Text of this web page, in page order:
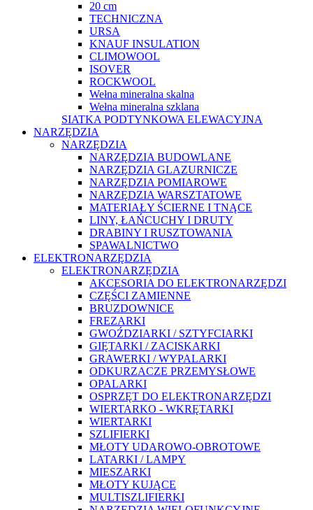
20 cm
TECHNICZNA
URSA
KNAUF INSULATION
CLIMOWOOL
ISOVER
ROCKWOOL
Wełna mineralna skalna
Wełna mineralna szklana
SIATKA PODTYNKOWA ELEWACYJNA
NARZĘDZIA
NARZĘDZIA
NARZĘDZIA BUDOWLANE
NARZĘDZIA GLAZURNICZE
NARZĘDZIA POMIAROWE
NARZĘDZIA WARSZTATOWE
MATERIAŁY ŚCIERNE I TNĄCE
LINY, ŁAŃCUCHY I DRUTY
DRABINY I RUSZTOWANIA
SPAWALNICTWO
ELEKTRONARZĘDZIA
ELEKTRONARZĘDZIA
AKCESORIA DO ELEKTRONARZĘDZI
CZĘŚCI ZAMIENNE
BRUZDOWNICE
FREZARKI
GWOŹDZIARKI / SZTYFCIARKI
GIĘTARKI / ZACISKARKI
GRAWERKI / WYPALARKI
ODKURZACZE PRZEMYSŁOWE
OPALARKI
OSPRZĘT DO ELEKTRONARZĘDZI
WIERTARKO - WKRĘTARKI
WIERTARKI
SZLIFIERKI
MŁOTY UDAROWO-OBROTOWE
LATARKI / LAMPY
MIESZARKI
MŁOTY KUJĄCE
MULTISZLIFIERKI